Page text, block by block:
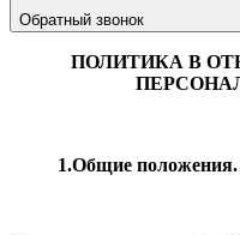
Обратный звонок
ПОЛИТИКА В
1.Общие положения.